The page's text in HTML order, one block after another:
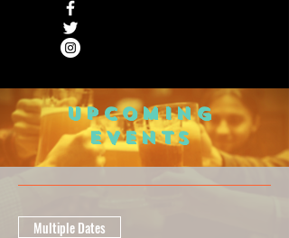
Multiple Dates
Upcoming
Events